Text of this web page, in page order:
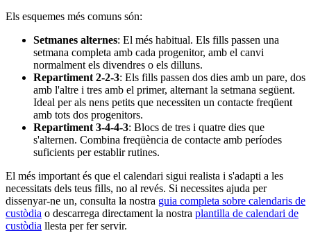
Els esquemes més comuns són:
Setmanes alternes: El més habitual. Els fills passen una
setmana completa amb cada progenitor, amb el canvi
normalment els divendres o els dilluns.
Repartiment 2-2-3: Els fills passen dos dies amb un pare, dos
amb l'altre i tres amb el primer, alternant la setmana següent.
Ideal per als nens petits que necessiten un contacte freqüent
amb tots dos progenitors.
Repartiment 3-4-4-3: Blocs de tres i quatre dies que
s'alternen. Combina freqüència de contacte amb períodes
suficients per establir rutines.
El més important és que el calendari sigui realista i s'adapti a les
necessitats dels teus fills, no al revés. Si necessites ajuda per
dissenyar-ne un, consulta la nostra guia completa sobre calendaris de
custòdia o descarrega directament la nostra plantilla de calendari de
custòdia llesta per fer servir.